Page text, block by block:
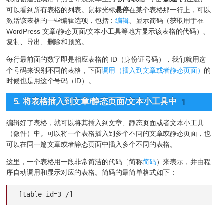
可以看到所有表格的列表。鼠标光标悬停在某个表格那一行上，可以
激活该表格的一些编辑选项，包括：编辑 、显示简码（获取用于在
WordPress 文章/静态页面/文本小工具等地方显示该表格的代码）、
复制、导出、删除和预览。
每行最前面的数字即是相应表格的 ID（身份证号码），我们就用这
个号码来识别不同的表格，下面调用（插入到文章或者静态页面） 的
时候也是用这个号码（ID）。
5. 将表格插入到文章/静态页面/文本小工具中 ¶
编辑好了表格，就可以将其插入到文章、静态页面或者文本小工具
（微件）中。可以将一个表格插入到多个不同的文章或静态页面，也
可以在同一篇文章或者静态页面中插入多个不同的表格。
这里，一个表格用一段非常简洁的代码（简称简码）来表示，并由程
序自动调用和显示对应的表格。简码的最简单格式如下：
[table id=3 /]